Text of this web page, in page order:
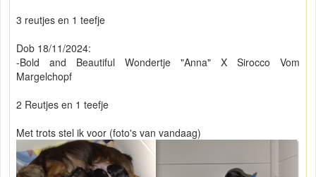
3 reutjes en 1 teefje
Dob 18/11/2024:
-Bold and Beautiful Wondertje "Anna" X Sirocco Vom
Margelchopf
2 Reutjes en 1 teefje
Met trots stel ik voor (foto's van vandaag)